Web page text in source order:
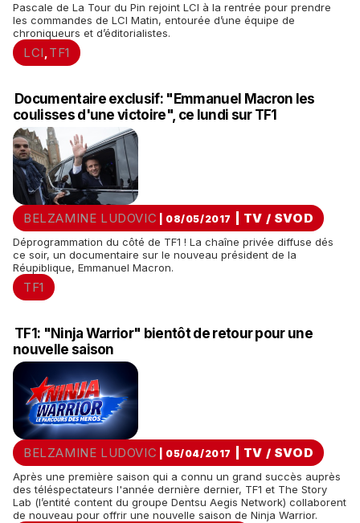
Pascale de La Tour du Pin rejoint LCI à la rentrée pour prendre
les commandes de LCI Matin, entourée d’une équipe de
chroniqueurs et d’éditorialistes.
LCI , TF1
Documentaire exclusif: "Emmanuel Macron les
coulisses d'une victoire", ce lundi sur TF1
BELZAMINE LUDOVIC | 08/05/2017 TV / SVOD
Déprogrammation du côté de TF1 ! La chaîne privée diffuse dés
ce soir, un documentaire sur le nouveau président de la
Réupiblique, Emmanuel Macron.
TF1
TF1: "Ninja Warrior" bientôt de retour pour une
nouvelle saison
BELZAMINE LUDOVIC | 05/04/2017 TV / SVOD
Après une première saison qui a connu un grand succès auprès
des téléspectateurs l'année dernière dernier, TF1 et The Story
Lab (l’entité content du groupe Dentsu Aegis Network) collaborent
de nouveau pour offrir une nouvelle saison de Ninja Warrior.